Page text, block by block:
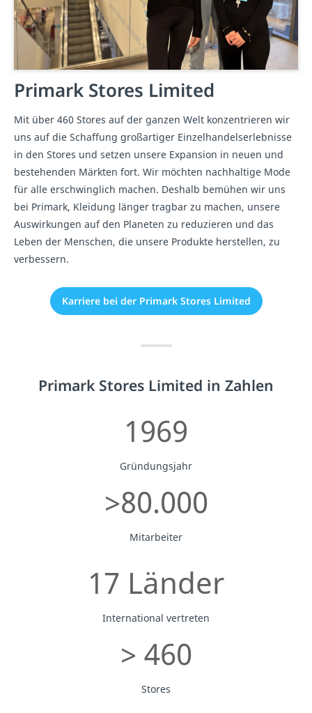
Primark Stores Limited
Mit über 460 Stores auf der ganzen Welt konzentrieren wir
uns auf die Schaffung großartiger Einzelhandelserlebnisse
in den Stores und setzen unsere Expansion in neuen und
bestehenden Märkten fort. Wir möchten nachhaltige Mode
für alle erschwinglich machen. Deshalb bemühen wir uns
bei Primark, Kleidung länger tragbar zu machen, unsere
Auswirkungen auf den Planeten zu reduzieren und das
Leben der Menschen, die unsere Produkte herstellen, zu
verbessern.
Karriere bei der Primark Stores Limited
Primark Stores Limited in Zahlen
1969
Gründungsjahr
>80.000
Mitarbeiter
17 Länder
International vertreten
> 460
Stores